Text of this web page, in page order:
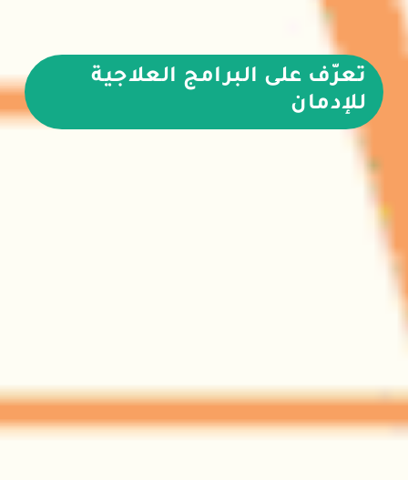
تعرّف على البرامج العلاجية
للإدمان